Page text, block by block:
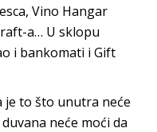
Vino Hangar
a… U sklopu
i bankomati i Gift
je to što unutra neće
neće moći da